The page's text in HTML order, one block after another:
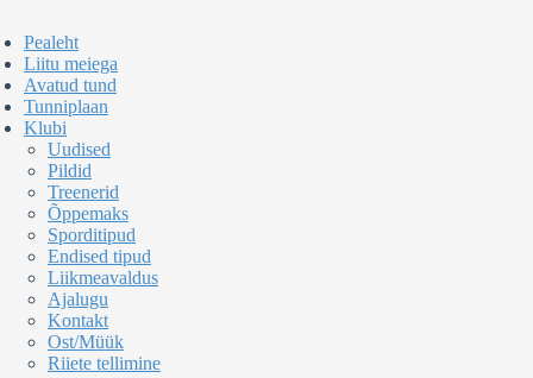
Pealeht
Liitu meiega
Avatud tund
Tunniplaan
Klubi
Uudised
Pildid
Treenerid
Õppemaks
Sporditipud
Endised tipud
Liikmeavaldus
Ajalugu
Kontakt
Ost/Müük
Riiete tellimine